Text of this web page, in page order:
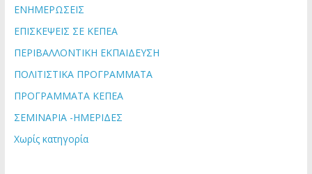
ΕΝΗΜΕΡΩΣΕΙΣ
ΕΠΙΣΚΕΨΕΙΣ ΣΕ ΚΕΠΕΑ
ΠΕΡΙΒΑΛΛΟΝΤΙΚΗ ΕΚΠΑΙΔΕΥΣΗ
ΠΟΛΙΤΙΣΤΙΚΑ ΠΡΟΓΡΑΜΜΑΤΑ
ΠΡΟΓΡΑΜΜΑΤΑ ΚΕΠΕΑ
ΣΕΜΙΝΑΡΙΑ -ΗΜΕΡΙΔΕΣ
Χωρίς κατηγορία